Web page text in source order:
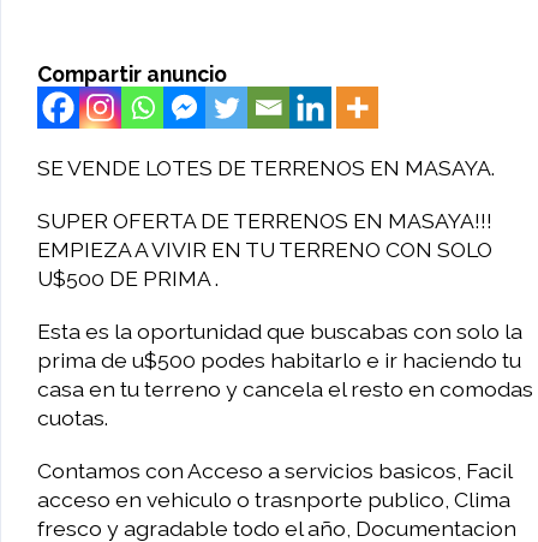
Compartir anuncio
SE VENDE LOTES DE TERRENOS EN MASAYA.
SUPER OFERTA DE TERRENOS EN MASAYA!!!
EMPIEZA A VIVIR EN TU TERRENO CON SOLO
U$500 DE PRIMA .
Esta es la oportunidad que buscabas con solo la
prima de u$500 podes habitarlo e ir haciendo tu
casa en tu terreno y cancela el resto en comodas
cuotas.
Contamos con Acceso a servicios basicos, Facil
acceso en vehiculo o trasnporte publico, Clima
fresco y agradable todo el año, Documentacion